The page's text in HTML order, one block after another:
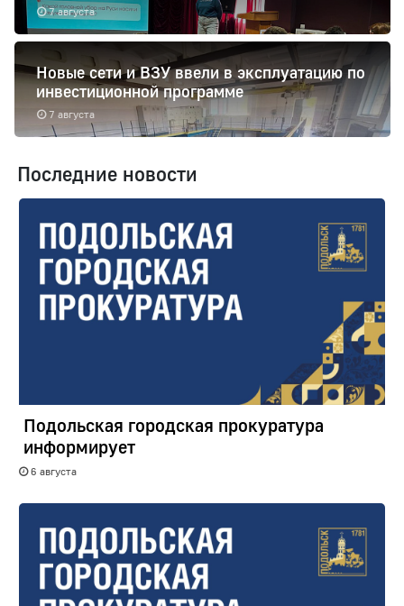
7 августа
7 августа
Новые сети и ВЗУ ввели в эксплуатацию по
инвестиционной программе
Последние новости
Подольская городская прокуратура
информирует
6 августа